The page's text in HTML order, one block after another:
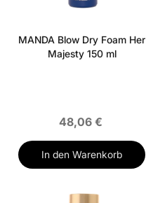
MANDA Blow Dry Foam Her
Majesty 150 ml
48,06 €
In den Warenkorb